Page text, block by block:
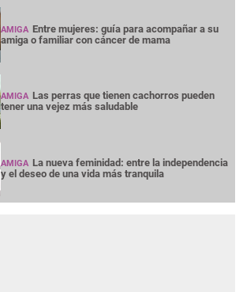
AMIGA Entre mujeres: guía para acompañar a su
amiga o familiar con cáncer de mama
AMIGA Las perras que tienen cachorros pueden
tener una vejez más saludable
AMIGA La nueva feminidad: entre la independencia
y el deseo de una vida más tranquila